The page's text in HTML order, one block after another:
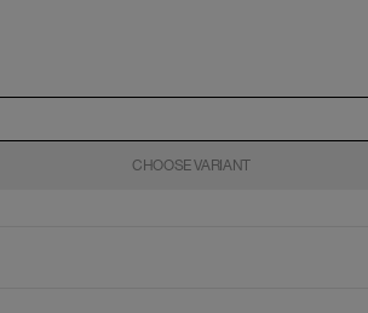
CHOOSE VARIANT